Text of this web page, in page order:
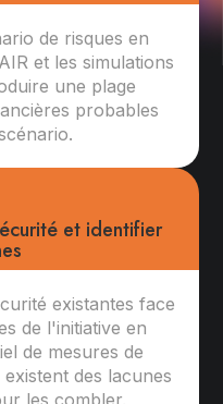
de risques en
et les simulations
une plage
probables
et identifier
existantes face
de l'initiative en
de mesures de
des lacunes
les combler.